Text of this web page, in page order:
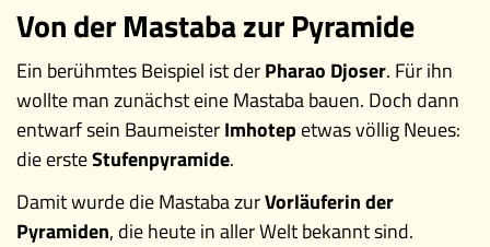
Von der Mastaba zur Pyramide
Ein berühmtes Beispiel ist derPharao Djoser. Für ihn
wollte man zunächst eine Mastaba bauen. Doch dann
entwarf sein BaumeisterImhotepetwas völlig Neues:
die ersteStufenpyramide.
Damit wurde die Mastaba zurVorläuferin der
Pyramiden, die heute in aller Welt bekannt sind.